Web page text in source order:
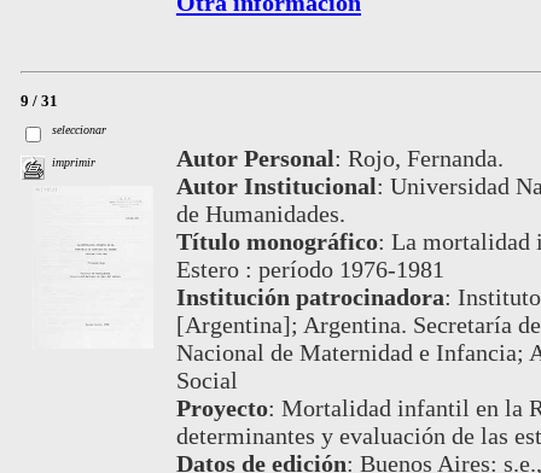
9 / 31
seleccionar
imprimir Autor Personal: Rojo, Fernanda.
Autor Institucional: Universidad
de Humanidades.
Título monográfico: La mortalidad
Estero : período 1976-1981
Institución patrocinadora:
[Argentina]; Argentina. Secretaría
Nacional de Maternidad e Infancia;
Social
Proyecto: Mortalidad infantil en la
determinantes y evaluación de las
Datos de edición: Buenos Aires: